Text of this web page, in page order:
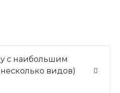
с наибольшим
видов)